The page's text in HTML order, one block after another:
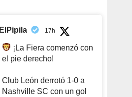
ElPipila 17h
¡La Fiera comenzó con
el pie derecho!
Club León derrotó 1-0 a
Nashville SC con un gol